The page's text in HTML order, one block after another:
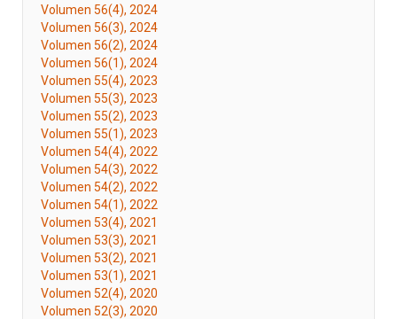
Volumen 56(4), 2024
Volumen 56(3), 2024
Volumen 56(2), 2024
Volumen 56(1), 2024
Volumen 55(4), 2023
Volumen 55(3), 2023
Volumen 55(2), 2023
Volumen 55(1), 2023
Volumen 54(4), 2022
Volumen 54(3), 2022
Volumen 54(2), 2022
Volumen 54(1), 2022
Volumen 53(4), 2021
Volumen 53(3), 2021
Volumen 53(2), 2021
Volumen 53(1), 2021
Volumen 52(4), 2020
Volumen 52(3), 2020